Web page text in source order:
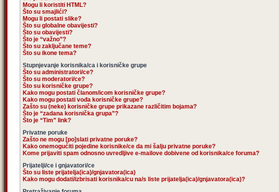
Mogu li koristiti HTML?
Što su smajlići?
Mogu li postati slike?
Što su globalne obavijesti?
Što su obavijesti?
Što je “važno”?
Što su zaključane teme?
Što su ikone tema?
Stupnjevanje korisnika/ca i korisničke grupe
Što su administratori/ce?
Što su moderatori/ce?
Što su korisničke grupe?
Kako mogu postati članom/icom korisničke grupe?
Kako mogu postati vođa korisničke grupe?
Zašto su (neke) korisničke grupe prikazane različitim bojama?
Što je “zadana korisnička grupa”?
Što je “Tim” link?
Privatne poruke
Zašto ne mogu [po]slati privatne poruke?
Kako onemogućiti pojedine korisnike/ce da mi šalju privatne poruke?
Kome prijaviti spam odnosno uvredljive e-mailove dobivene od korisnika/ce foruma?
Prijatelji/ce i gnjavatori/ce
Što su liste prijatelja(ica)/gnjavatora(ica)
Kako mogu dodati/izbrisati korisnika/cu na/s liste prijatelja(ica)/gnjavatora(ica)?